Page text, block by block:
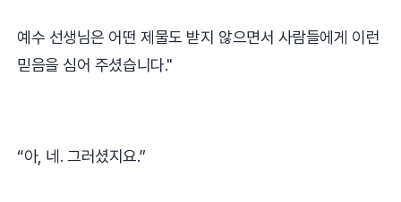
예수 선생님은 어떤 제물도 받지 않으면서 사람들에게 이런
믿음을 심어 주셨습니다."
“아, 네 . 그러셨지요.”